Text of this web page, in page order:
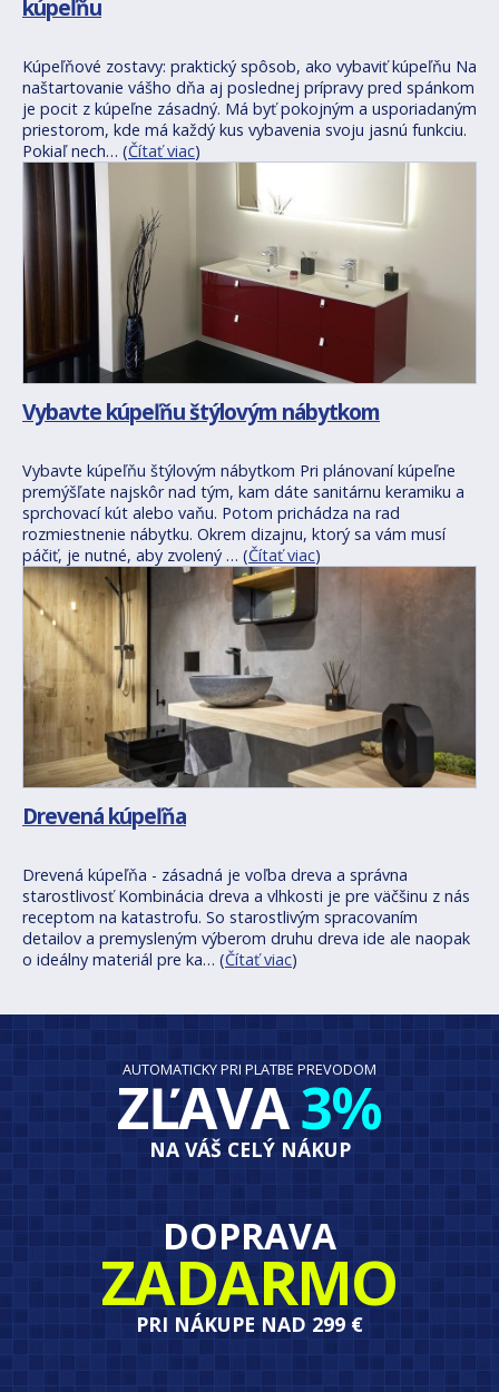
kúpeľňu
Kúpeľňové zostavy: praktický spôsob, ako vybaviť kúpeľňu Na
naštartovanie vášho dňa aj poslednej prípravy pred spánkom
je pocit z kúpeľne zásadný. Má byť pokojným a usporiadaným
priestorom, kde má každý kus vybavenia svoju jasnú funkciu.
Pokiaľ nech… (Čítať viac)
Vybavte kúpeľňu štýlovým nábytkom
Vybavte kúpeľňu štýlovým nábytkom Pri plánovaní kúpeľne
premýšľate najskôr nad tým, kam dáte sanitárnu keramiku a
sprchovací kút alebo vaňu. Potom prichádza na rad
rozmiestnenie nábytku. Okrem dizajnu, ktorý sa vám musí
páčiť, je nutné, aby zvolený … (Čítať viac)
Drevená kúpeľňa
Drevená kúpeľňa - zásadná je voľba dreva a správna
starostlivosť Kombinácia dreva a vlhkosti je pre väčšinu z nás
receptom na katastrofu. So starostlivým spracovaním
detailov a premysleným výberom druhu dreva ide ale naopak
o ideálny materiál pre ka… (Čítať viac)
AUTOMATICKY PRI PLATBE PREVODOM
ZĽAVA3%
NA VÁŠ CELÝ NÁKUP
DOPRAVA
ZADARMO
PRI NÁKUPE NAD 299 €